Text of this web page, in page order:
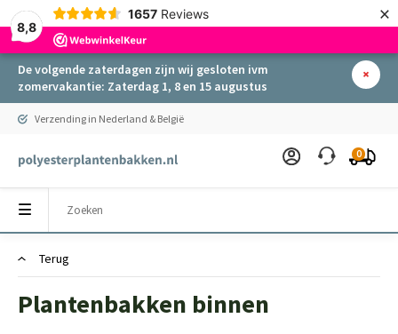
8,8
1657 Reviews ×
De volgende zaterdagen zijn wij gesloten ivm
zomervakantie: Zaterdag 1, 8 en 15 augustus
Verzending in Nederland & België
0
Terug
Plantenbakken binnen